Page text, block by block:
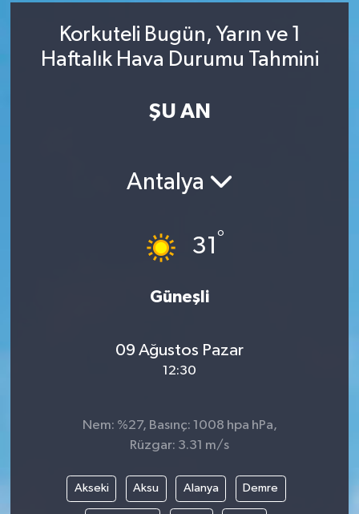
Korkuteli Bugün, Yarın ve 1
Haftalık Hava Durumu Tahmini
ŞU AN
Antalya
31 °
Güneşli
09 Ağustos Pazar
12:30
Nem: %27, Basınç: 1008 hpa hPa,
Rüzgar: 3.31 m/s
Akseki Aksu Alanya Demre
RESMİ İLAN
BİLİM VE TEKNOLOJİ
RESMİ İLAN
Yaşam